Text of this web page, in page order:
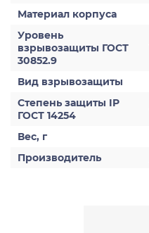
Материал корпуса
Уровень
взрывозащиты ГОСТ
30852.9
Вид взрывозащиты
Степень защиты IP
ГОСТ 14254
Вес, г
Производитель